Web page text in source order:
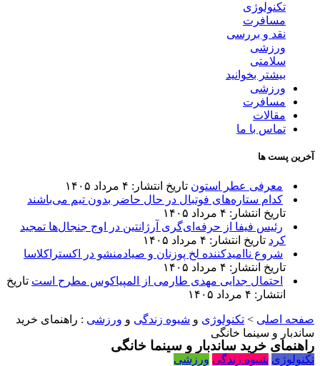
تکنولوژی
مسافرت
نقد و بررسی
ورزشی
سلامتی
بیشتر بخوانید
ورزشی
مسافرت
مقالات
تماس با ما
آخرین پست ها
معرفی عطر استون تاریخ انتشار: ۴ مرداد ۱۴۰۵
کدام ستاره‌های فوتبال در حال حاضر بدون تیم می‌باشند
تاریخ انتشار: ۴ مرداد ۱۴۰۵
رئیس فیفا از حرفه‌ای‌گری آرژانتین در اوج جنجال‌ها تمجید
کرد تاریخ انتشار: ۴ مرداد ۱۴۰۵
شروع ناامیدکننده لخ پوزنان و صیادمنشو در اکستراکلاسا
تاریخ انتشار: ۴ مرداد ۱۴۰۵
احتمال جدایی مهدی طارمی از المپیاکوس مطرح است تاریخ
انتشار: ۴ مرداد ۱۴۰۵
صفحه اصلی > تکنولوژی و شیوه زندگی و ورزشی : راهنمای خرید
ساندبار و سینما خانگی
راهنمای خرید ساندبار و سینما خانگی
تکنولوژی شیوه زندگی ورزشی